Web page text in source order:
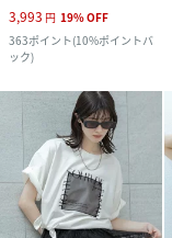
3,993 円 19%OFF
363ポイント(10%ポイントバ
ック)